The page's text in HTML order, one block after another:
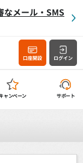
なメール・SMS
口座開設 ログイン
ャンペーン サポート